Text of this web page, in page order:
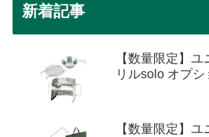
新着記事
【数量限定】
リルsolo オプ
【数量限定】